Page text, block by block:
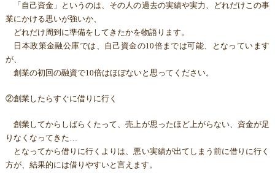
「自己資金」というのは、その人の過去の実績や実力、どれだけこの事
業にかける思いが強いか、
どれだけ周到に準備をしてきたかを物語ります。
日本政策金融公庫では、自己資金の10倍までは可能、となっています
が、
創業の初回の融資で10倍はほぼないと思ってください。
②創業したらすぐに借りに行く
創業してからしばらくたって、売上が思ったほど上がらない、資金が足
りなくなってきた…
となってから借りに行くよりは、悪い実績が出てしまう前に借りに行く
方が、結果的には借りやすいと言えます。